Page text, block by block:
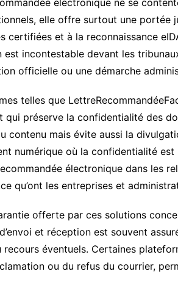
électronique ne se
elle offre surtout une portée
certifiées et à la reconnaissance
est incontestable devant les
officielle ou une démarche
telles que
qui préserve la confidentialité des
contenu mais évite aussi la
numérique où la confidentialité
électronique dans les
qu’ont les entreprises et
offerte par ces solutions
et réception est souvent
éventuels. Certaines
ou du refus du courrier,